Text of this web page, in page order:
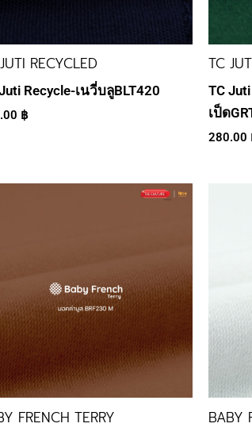
RECYCLED
Recycle-เนวี่บลูBLT420
฿
TC
TC
เป็ด
280.00
FRENCH TERRY BABY